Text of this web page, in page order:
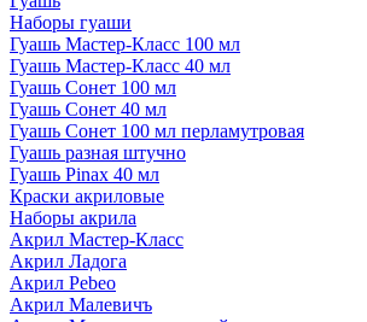
Наборы гуаши
Гуашь Мастер-Класс 100 мл
Гуашь Мастер-Класс 40 мл
Гуашь Сонет 100 мл
Гуашь Сонет 40 мл
Гуашь Сонет 100 мл перламутровая
Гуашь разная штучно
Гуашь Pinax 40 мл
Краски акриловые
Наборы акрила
Акрил Мастер-Класс
Акрил Ладога
Акрил Pebeo
Акрил Малевичъ